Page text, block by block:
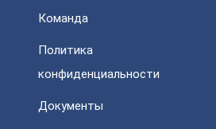
Команда
Политика
конфиденциальности
Документы